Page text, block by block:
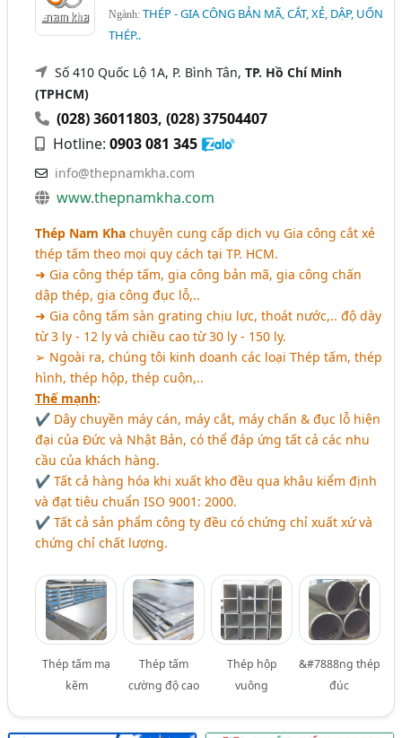
Ngành:THÉP - GIA CÔNG BẢN MÃ, CẮT, XẺ, DẬP, UỐN
THÉP..
Số 410 Quốc Lộ 1A, P. Bình Tân,TP. Hồ Chí Minh
(TPHCM)
(028) 36011803,(028) 37504407
Hotline:0903 081 345
info@thepnamkha.com
www.thepnamkha.com
Thép Nam Kha chuyên cung cấp dịch vụ Gia công cắt xẻ
thép tấm theo mọi quy cách tại TP. HCM.
➜ Gia công thép tấm, gia công bản mã, gia công chấn
dập thép, gia công đục lỗ,..
➜ Gia công tấm sàn grating chịu lực, thoát nước,.. độ dày
từ 3 ly - 12 ly và chiều cao từ 30 ly - 150 ly.
➢ Ngoài ra, chúng tôi kinh doanh các loại Thép tấm, thép
hình, thép hộp, thép cuộn,..
Thế mạnh:
✔ Dây chuyền máy cán, máy cắt, máy chấn & đục lỗ hiện
đại của Đức và Nhật Bản, có thể đáp ứng tất cả các nhu
cầu của khách hàng.
✔ Tất cả hàng hóa khi xuất kho đều qua khâu kiểm định
và đạt tiêu chuẩn ISO 9001: 2000.
✔ Tất cả sản phẩm công ty đều có chứng chỉ xuất xứ và
chứng chỉ chất lượng.
Thép tấm mạ
kẽm
Thép tấm
cường độ cao
Thép hộp
vuông
&#7888ng thép
đúc